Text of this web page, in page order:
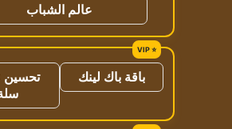
عالم الشباب
باقة باك لينك